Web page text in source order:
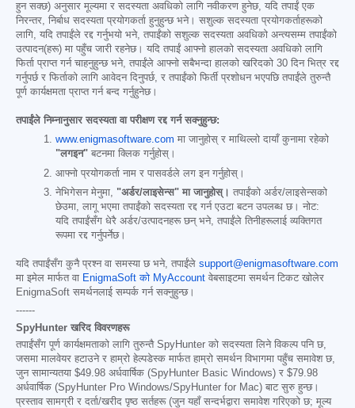
हुन सक्छ) अनुसार मूल्यमा र सदस्यता अवधिको लागि नवीकरण हुनेछ, यदि तपाईं एक
निरन्तर, निर्बाध सदस्यता प्रयोगकर्ता हुनुहुन्छ भने। सशुल्क सदस्यता प्रयोगकर्ताहरूको
लागि, यदि तपाईंले रद्द गर्नुभयो भने, तपाईंको सशुल्क सदस्यता अवधिको अन्त्यसम्म तपाईंको
उत्पादन(हरू) मा पहुँच जारी रहनेछ। यदि तपाईं आफ्नो हालको सदस्यता अवधिको लागि
फिर्ता प्राप्त गर्न चाहनुहुन्छ भने, तपाईंले आफ्नो सबैभन्दा हालको खरिदको 30 दिन भित्र रद्द
गर्नुपर्छ र फिर्ताको लागि आवेदन दिनुपर्छ, र तपाईंको फिर्ती प्रशोधन भएपछि तपाईंले तुरुन्तै
पूर्ण कार्यक्षमता प्राप्त गर्न बन्द गर्नुहुनेछ।
तपाईंले निम्नानुसार सदस्यता वा परीक्षण रद्द गर्न सक्नुहुन्छ:
www.enigmasoftware.com मा जानुहोस् र माथिल्लो दायाँ कुनामा रहेको
"लगइन" बटनमा क्लिक गर्नुहोस्।
आफ्नो प्रयोगकर्ता नाम र पासवर्डले लग इन गर्नुहोस्।
नेभिगेसन मेनुमा, "अर्डर/लाइसेन्स" मा जानुहोस्। तपाईंको अर्डर/लाइसेन्सको
छेउमा, लागू भएमा तपाईंको सदस्यता रद्द गर्न एउटा बटन उपलब्ध छ। नोट:
यदि तपाईंसँग धेरै अर्डर/उत्पादनहरू छन् भने, तपाईंले तिनीहरूलाई व्यक्तिगत
रूपमा रद्द गर्नुपर्नेछ।
यदि तपाईंसँग कुनै प्रश्न वा समस्या छ भने, तपाईंले support@enigmasoftware.com
मा इमेल मार्फत वा EnigmaSoft को MyAccount वेबसाइटमा समर्थन टिकट खोलेर
EnigmaSoft समर्थनलाई सम्पर्क गर्न सक्नुहुन्छ।
------
SpyHunter खरिद विवरणहरू
तपाईंसँग पूर्ण कार्यक्षमताको लागि तुरुन्तै SpyHunter को सदस्यता लिने विकल्प पनि छ,
जसमा मालवेयर हटाउने र हाम्रो हेल्पडेस्क मार्फत हाम्रो समर्थन विभागमा पहुँच समावेश छ,
जुन सामान्यतया $49.98 अर्धवार्षिक (SpyHunter Basic Windows) र $79.98
अर्धवार्षिक (SpyHunter Pro Windows/SpyHunter for Mac) बाट सुरु हुन्छ।
प्रस्ताव सामग्री र दर्ता/खरीद पृष्ठ सर्तहरू (जुन यहाँ सन्दर्भद्वारा समावेश गरिएको छ; मूल्य